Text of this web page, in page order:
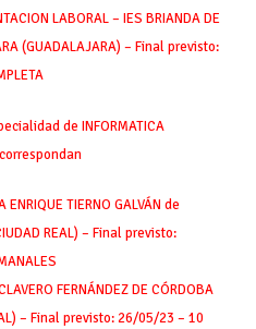
LABORAL – IES BRIANDA DE
(GUADALAJARA) – Final previsto:
de INFORMATICA
ENRIQUE TIERNO GALVÁN de
REAL) – Final previsto:
FERNÁNDEZ DE CÓRDOBA
– Final previsto: 26/05/23 – 10